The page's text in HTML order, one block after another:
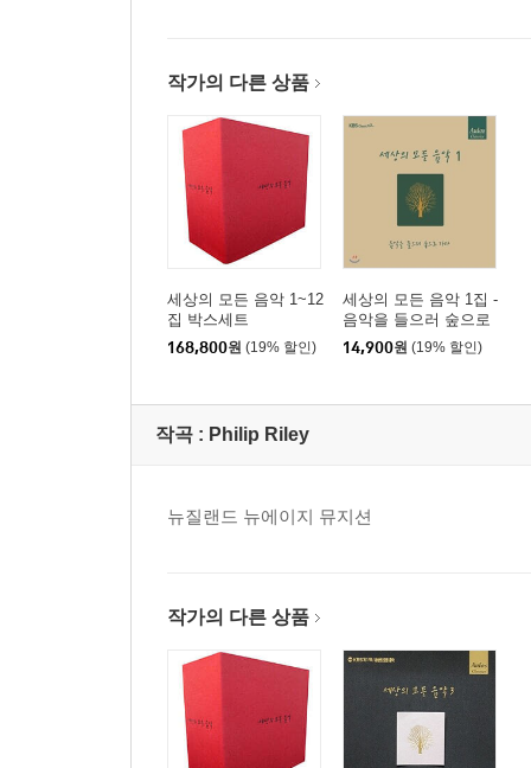
작가의 다른 상품
세상의 모든 음악 1~12
집 박스세트
168,800원 (19% 할인)
세상의 모든 음악 1집 -
음악을 들으러 숲으로
가다
14,900원 (19% 할인)
작곡 : Philip Riley
뉴질랜드 뉴에이지 뮤지션
작가의 다른 상품